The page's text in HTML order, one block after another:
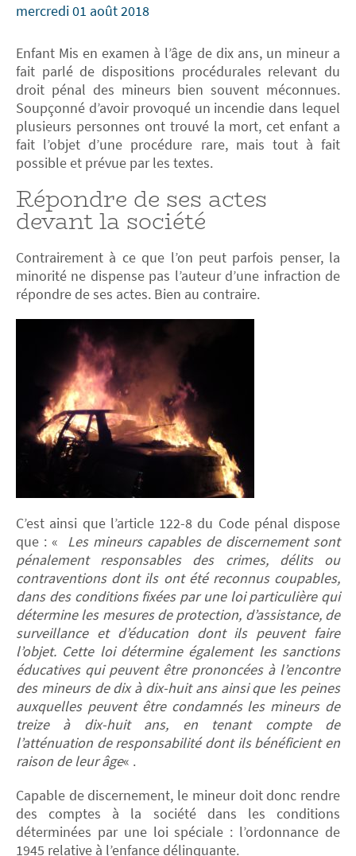
mercredi 01 août 2018
Enfant Mis en examen à l’âge de dix ans, un mineur a
fait parlé de dispositions procédurales relevant du
droit pénal des mineurs bien souvent méconnues.
Soupçonné d’avoir provoqué un incendie dans lequel
plusieurs personnes ont trouvé la mort, cet enfant a
fait l’objet d’une procédure rare, mais tout à fait
possible et prévue par les textes.
Répondre de ses actes
devant la société
Contrairement à ce que l’on peut parfois penser, la
minorité ne dispense pas l’auteur d’une infraction de
répondre de ses actes. Bien au contraire.
C’est ainsi que l’article 122-8 du Code pénal dispose
que : «
Les mineurs capables de discernement sont
pénalement responsables des crimes, délits ou
contraventions dont ils ont été reconnus coupables,
dans des conditions fixées par une loi particulière qui
détermine les mesures de protection, d’assistance, de
surveillance et d’éducation dont ils peuvent faire
l’objet. Cette loi détermine également les sanctions
éducatives qui peuvent être prononcées à l’encontre
des mineurs de dix à dix-huit ans ainsi que les peines
auxquelles peuvent être condamnés les mineurs de
treize à dix-huit ans, en tenant compte de
l’atténuation de responsabilité dont ils bénéficient en
raison de leur âge« .
Capable de discernement, le mineur doit donc rendre
des comptes à la société dans les conditions
déterminées par une loi spéciale : l’ordonnance de
1945 relative à l’enfance délinquante.